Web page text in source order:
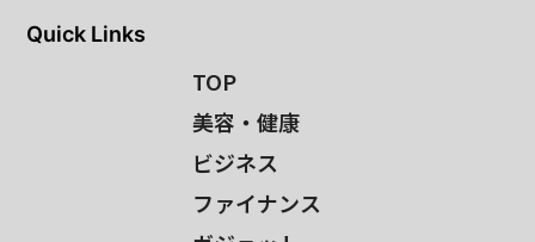
Quick Links
TOP
美容・健康
ビジネス
ファイナンス